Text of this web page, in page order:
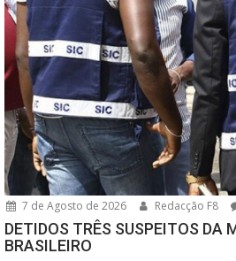
7 de Agosto de 2026 Redacção F8
DETIDOS TRÊS SUSPEITOS DA
BRASILEIRO